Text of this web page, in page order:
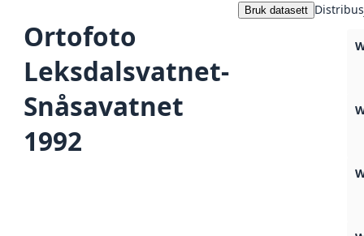
Ortofoto
Leksdalsvatnet-
Snåsavatnet
1992
Bruk datasett